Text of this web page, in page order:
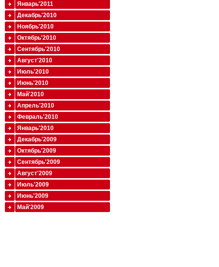
Январь'2011
Декабрь'2010
Ноябрь'2010
Октябрь'2010
Сентябрь'2010
Август'2010
Июль'2010
Июнь'2010
Май'2010
Апрель'2010
Февраль'2010
Январь'2010
Декабрь'2009
Октябрь'2009
Сентябрь'2009
Август'2009
Июль'2009
Июнь'2009
Май'2009